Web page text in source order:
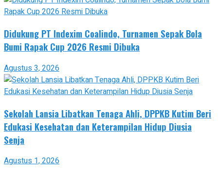
Didukung PT Indexim Coalindo, Turnamen Sepak Bola
Bumi Rapak Cup 2026 Resmi Dibuka
Agustus 3, 2026
Sekolah Lansia Libatkan Tenaga Ahli, DPPKB Kutim Beri
Edukasi Kesehatan dan Keterampilan Hidup Diusia
Senja
Agustus 1, 2026